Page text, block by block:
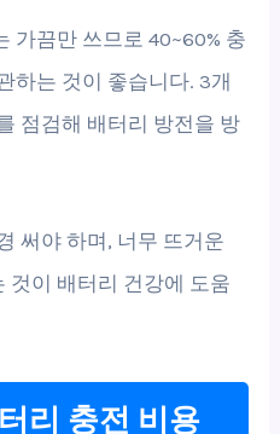
가끔만 쓰므로 40~60% 충
하는 것이 좋습니다. 3개
점검해 배터리 방전을 방
써야 하며, 너무 뜨거운
것이 배터리 건강에 도움
리 충전 비용